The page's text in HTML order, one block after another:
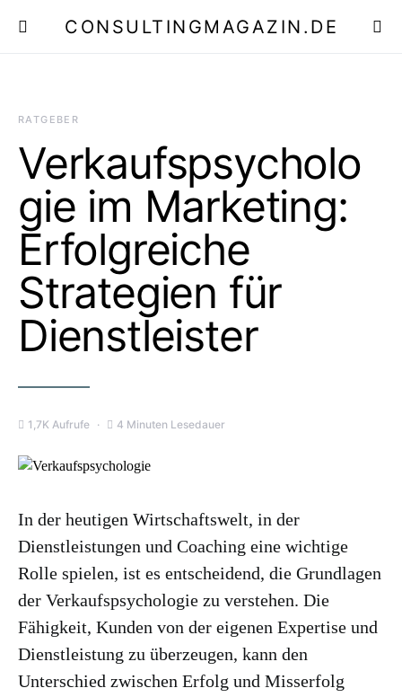
CONSULTINGMAGAZIN.DE
RATGEBER
Verkaufspsycholo
gie im Marketing:
Erfolgreiche
Strategien für
Dienstleister
1,7K Aufrufe 4 Minuten Lesedauer
In der heutigen Wirtschaftswelt, in der
Dienstleistungen und Coaching eine wichtige
Rolle spielen, ist es entscheidend, die Grundlagen
der Verkaufspsychologie zu verstehen. Die
Fähigkeit, Kunden von der eigenen Expertise und
Dienstleistung zu überzeugen, kann den
Unterschied zwischen Erfolg und Misserfolg